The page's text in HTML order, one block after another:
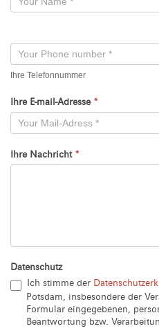
-
Ihre Telefonnummer
Ihre E-mail-Adresse *
Ihre Nachricht *
Datenschutz
Ich stimme der
Potsdam, insbesondere der
Formular eingegebenen,
Beantwortung bzw.